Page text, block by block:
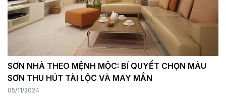
SƠN NHÀ THEO MỆNH MỘC: BÍ QUYẾT CHỌN MÀU
SƠN THU HÚT TÀI LỘC VÀ MAY MẮN
05/11/2024